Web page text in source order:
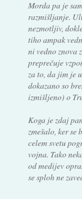
Morda pa je
razmišljanje.
nezmotljiv,
tiho ampak
ni vedno znova
preprečuje
za to, da jim je
dokazano so
izmišljeno) o
Koga je zdaj
zmešalo, ker
celem svetu
vojna. Tako
od medijev
se sploh ne